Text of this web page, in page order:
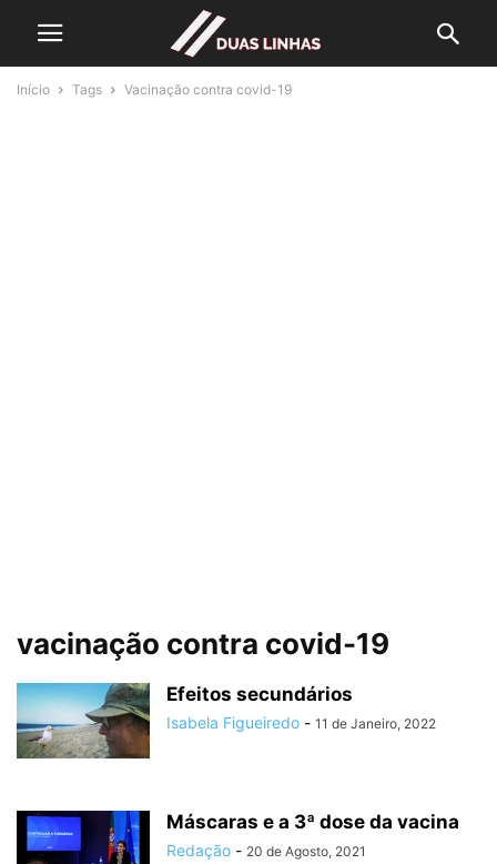
Início Tags Vacinação contra covid-19
vacinação contra covid-19
Efeitos secundários
Isabela Figueiredo - 11 de Janeiro, 2022
Máscaras e a 3ª dose da vacina
Redação - 20 de Agosto, 2021